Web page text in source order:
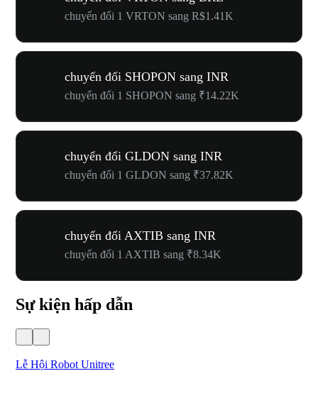
chuyển đổi 1 VRTON sang R$1.41K
chuyển đổi SHOPON sang INR
chuyển đổi 1 SHOPON sang ₹14.22K
chuyển đổi GLDON sang INR
chuyển đổi 1 GLDON sang ₹37.82K
chuyển đổi AXTIB sang INR
chuyển đổi 1 AXTIB sang ₹8.34K
Sự kiện hấp dẫn
Lễ Hội Robot Unitree